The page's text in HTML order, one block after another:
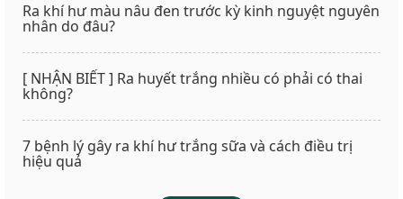
Ra khí hư màu nâu đen trước kỳ kinh nguyệt nguyên
nhân do đâu?
[ NHẬN BIẾT ] Ra huyết trắng nhiều có phải có thai
không?
7 bệnh lý gây ra khí hư trắng sữa và cách điều trị
hiệu quả